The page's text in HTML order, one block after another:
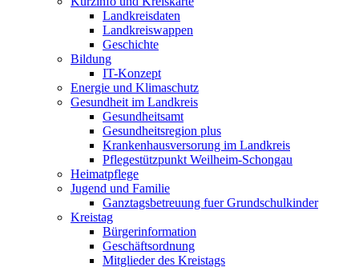
Landkreisdaten
Landkreiswappen
Geschichte
Bildung
IT-Konzept
Energie und Klimaschutz
Gesundheit im Landkreis
Gesundheitsamt
Gesundheitsregion plus
Krankenhausversorung im Landkreis
Pflegestützpunkt Weilheim-Schongau
Heimatpflege
Jugend und Familie
Ganztagsbetreuung fuer Grundschulkinder
Kreistag
Bürgerinformation
Geschäftsordnung
Mitglieder des Kreistags